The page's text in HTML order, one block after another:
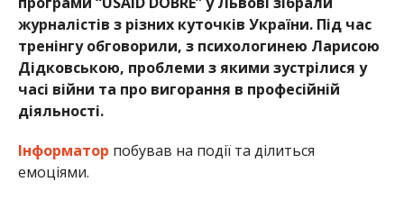
журналістів з різних куточків України. Під час
тренінгу обговорили, з психологинею Ларисою
Дідковською, проблеми з якими зустрілися у
часі війни та про вигорання в професійній
діяльності.
Інформатор побував на події та ділиться
емоціями.